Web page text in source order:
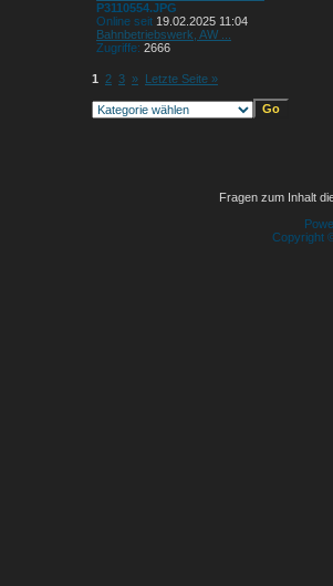
P3110554.JPG
Online seit 19.02.2025 11:04
Bahnbetriebswerk, AW ...
Zugriffe: 2666
1 2 3 » Letzte Seite »
Fragen zum Inhalt
Copyright